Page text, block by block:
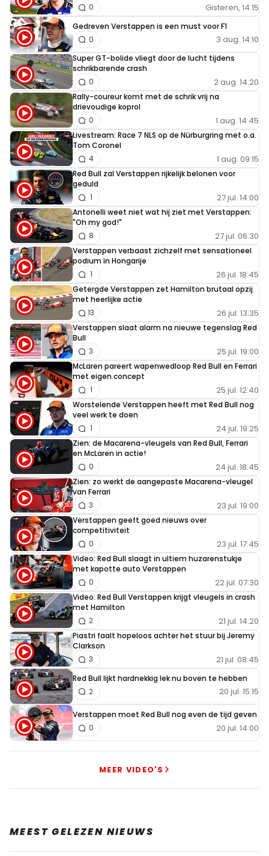
Gisteren, 14:15
0
Gedreven Verstappen is een must voor F1
3 aug. 14:10
0
Super GT-bolide vliegt door de lucht tijdens
schrikbarende crash
2 aug. 14:20
0
Rally-coureur komt met de schrik vrij na
drievoudige koprol
1 aug. 14:45
0
Livestream: Race 7 NLS op de Nürburgring met o.a.
Tom Coronel
1 aug. 09:15
4
Red Bull zal Verstappen rijkelijk belonen voor
geduld
27 jul. 14:00
1
Antonelli weet niet wat hij ziet met Verstappen:
"Oh my god!"
27 jul. 06:30
8
Verstappen verbaast zichzelf met sensationeel
podium in Hongarije
26 jul. 18:45
1
Getergde Verstappen zet Hamilton brutaal opzij
met heerlijke actie
26 jul. 13:35
13
Verstappen slaat alarm na nieuwe tegenslag Red
Bull
25 jul. 19:00
3
McLaren pareert wapenwedloop Red Bull en Ferrari
met eigen concept
25 jul. 12:40
1
Worstelende Verstappen heeft met Red Bull nog
veel werk te doen
24 jul. 19:25
1
Zien: de Macarena-vleugels van Red Bull, Ferrari
en McLaren in actie!
24 jul. 18:45
0
Zien: zo werkt de aangepaste Macarena-vleugel
van Ferrari
23 jul. 19:00
3
Verstappen geeft goed nieuws over
competitiviteit
23 jul. 17:45
0
Video: Red Bull slaagt in ultiem huzarenstukje
met kapotte auto Verstappen
22 jul. 07:30
0
Video: Red Bull Verstappen krijgt vleugels in crash
met Hamilton
21 jul. 14:20
2
Piastri faalt hopeloos achter het stuur bij Jeremy
Clarkson
21 jul. 08:45
3
Red Bull lijkt hardnekkig lek nu boven te hebben
20 jul. 15:15
2
Verstappen moet Red Bull nog even de tijd geven
20 jul. 14:00
0
MEER VIDEO'S
MEEST GELEZEN NIEUWS